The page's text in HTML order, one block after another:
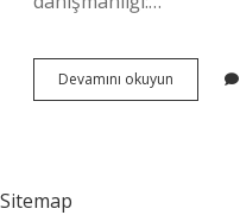
Devamını okuyun Gelecekte
Hangi
Sitemap